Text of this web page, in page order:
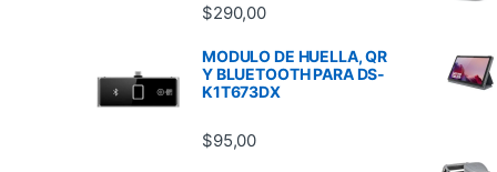
$290,00
MODULO DE HUELLA, QR
Y BLUETOOTH PARA DS-
K1T673DX
$95,00